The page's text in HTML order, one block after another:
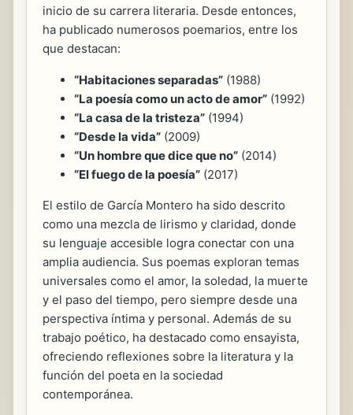
inicio de su carrera literaria. Desde entonces,
ha publicado numerosos poemarios, entre los
que destacan:
“Habitaciones separadas” (1988)
“La poesía como un acto de amor” (1992)
“La casa de la tristeza” (1994)
“Desde la vida” (2009)
“Un hombre que dice que no” (2014)
“El fuego de la poesía” (2017)
El estilo de García Montero ha sido descrito
como una mezcla de lirismo y claridad, donde
su lenguaje accesible logra conectar con una
amplia audiencia. Sus poemas exploran temas
universales como el amor, la soledad, la muerte
y el paso del tiempo, pero siempre desde una
perspectiva íntima y personal. Además de su
trabajo poético, ha destacado como ensayista,
ofreciendo reflexiones sobre la literatura y la
función del poeta en la sociedad
contemporánea.